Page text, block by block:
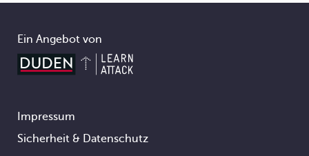
Ein Angebot von
Footer
Impressum
Sicherheit & Datenschutz